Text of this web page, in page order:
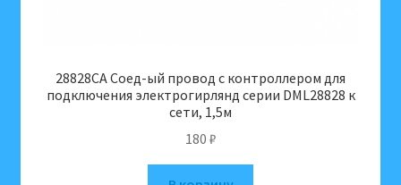
28828CA Соед-ый провод с контроллером для
подключения электрогирлянд серии DML28828 к
сети, 1,5м
180 ₽